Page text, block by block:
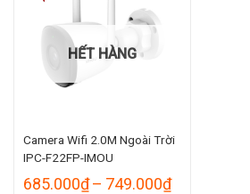
HẾT HÀNG
Camera Wifi 2.0M Ngoài Trời
IPC-F22FP-IMOU
685.000₫ – 749.000₫Khoảng